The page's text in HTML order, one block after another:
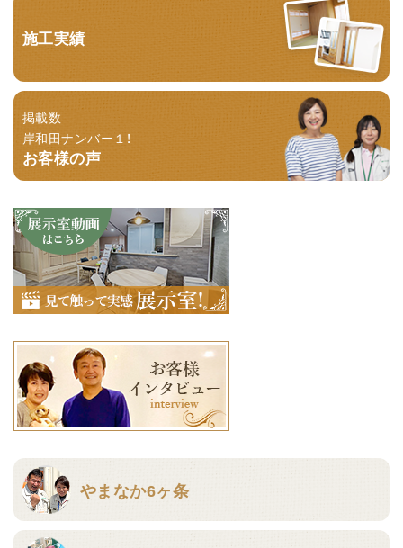
施工実績
掲載数
岸和田ナンバー１！
お客様の声
やまなか6ヶ条